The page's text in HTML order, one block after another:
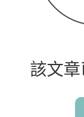
該文